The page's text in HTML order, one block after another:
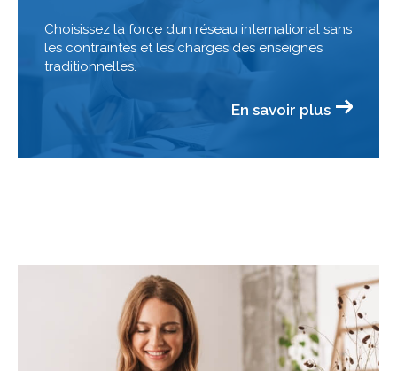
Choisissez la force d’un réseau international sans
les contraintes et les charges des enseignes
traditionnelles.
En savoir plus